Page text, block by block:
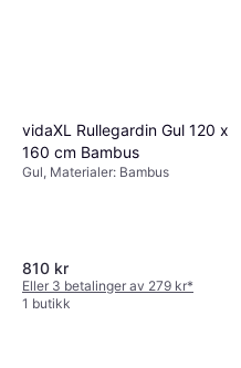
vidaXL Rullegardin Gul 120 x
160 cm Bambus
Gul, Materialer: Bambus
810 kr
Eller 3 betalinger av 279 kr*
1 butikk